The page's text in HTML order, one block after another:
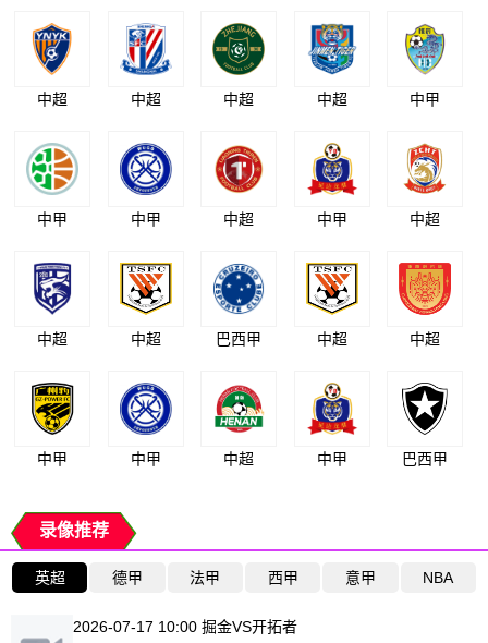
中超 中超 中超 中超 中甲
中甲 中甲 中超 中甲 中超
中超 中超 巴西甲 中超 中超
中甲 中甲 中超 中甲 巴西甲
录像推荐
英超 德甲 法甲 西甲 意甲 NBA
2026-07-17 10:00 掘金VS开拓者